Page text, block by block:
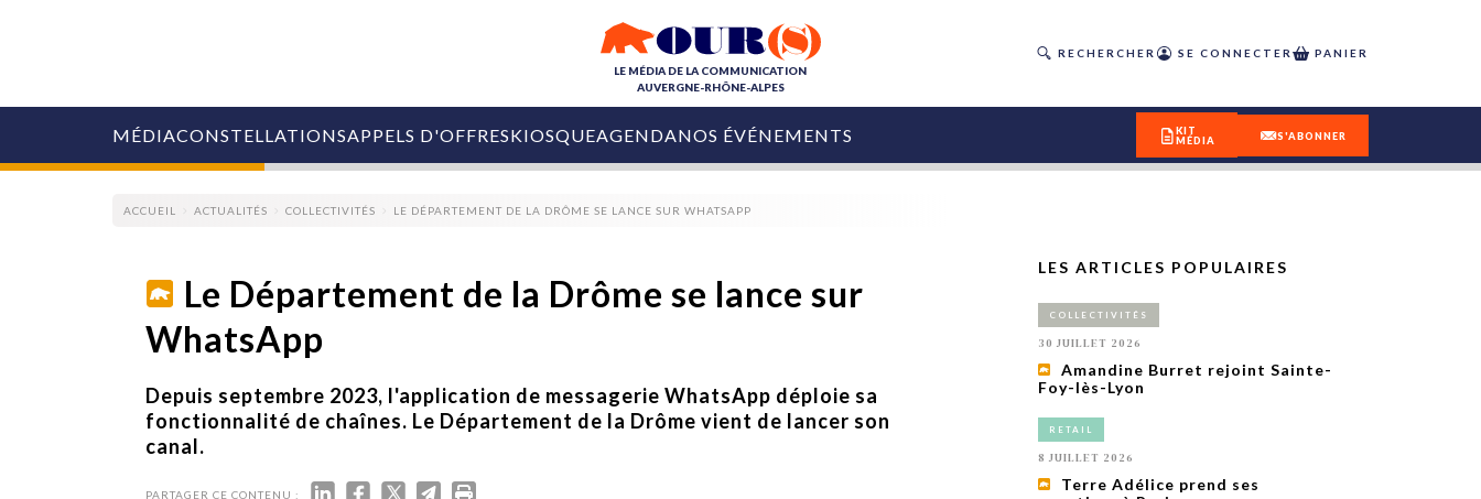
LE MÉDIA DE LA COMMUNICATION
AUVERGNE-RHÔNE-ALPES
RECHERCHER SE CONNECTER PANIER
MÉDIA
COLLECTIVITÉS
AGENCES
RETAIL
MÉDIAS
MANAGEMENT
Nice : Denis Zanon
est décédé
Tourisme lance
Ardèche Trip
29 JUILLET 2026
[Debrief] Loire Tourisme
DÉCOUVREZ
OUR(S) #25 - ÉTÉ 2026
CONSTELLATIONSAPPELS D'OFFRESKIOSQUEAGENDANOS ÉVÉNEMENTS
OURS DE LA COM
OURS DU DIGITAL
KIT
MÉDIA
S'ABONNER
ACCUEIL ACTUALITÉS COLLECTIVITÉS LE DÉPARTEMENT DE LA DRÔME SE LANCE SUR WHATSAPP
Le Département de la Drôme se lance sur
WhatsApp
Depuis septembre 2023, l'application de messagerie WhatsApp déploie sa
fonctionnalité de chaînes. Le Département de la Drôme vient de lancer son
canal.
PARTAGER CE CONTENU :
LES ARTICLES POPULAIRES
COLLECTIVITÉS
30 JUILLET 2026
Amandine Burret rejoint Sainte-
Foy-lès-Lyon
RETAIL
8 JUILLET 2026
Terre Adélice prend ses